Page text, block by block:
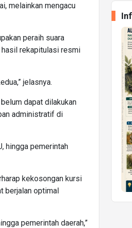
melainkan mengacu
peraih suara
hasil rekapitulasi resmi
jelasnya.
dapat dilakukan
administratif di
hingga pemerintah
kekosongan kursi
berjalan optimal
pemerintah daerah,”